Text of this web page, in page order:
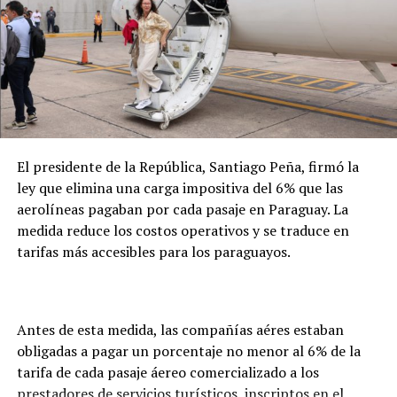
apertura de un expediente. Desde ese momento, se
coordina con el consulado paraguayo la verificación del
fallecimiento, la obtención del certificado de defunción
y las gestiones necesarias para la repatriación. En este
caso, precisó que el seguro de la empresa cubrirá
íntegramente los costos del proceso.
El presidente de la República, Santiago Peña, firmó la
ley que elimina una carga impositiva del 6% que las
aerolíneas pagaban por cada pasaje en Paraguay. La
medida reduce los costos operativos y se traduce en
tarifas más accesibles para los paraguayos.
Antes de esta medida, las compañías aéres estaban
obligadas a pagar un porcentaje no menor al 6% de la
tarifa de cada pasaje áereo comercializado a los